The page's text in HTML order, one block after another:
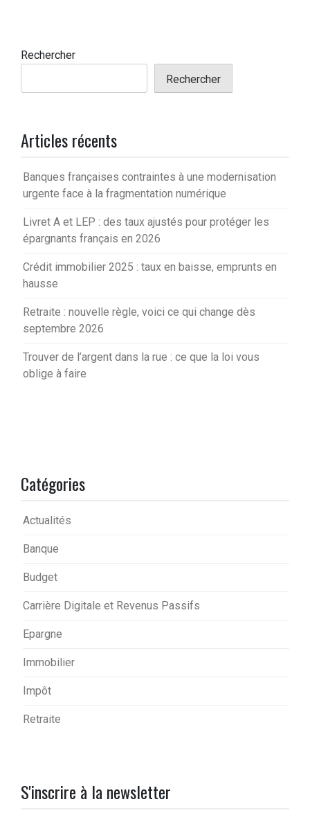
Rechercher
Rechercher
Articles récents
Banques françaises contraintes à une modernisation
urgente face à la fragmentation numérique
Livret A et LEP : des taux ajustés pour protéger les
épargnants français en 2026
Crédit immobilier 2025 : taux en baisse, emprunts en
hausse
Retraite : nouvelle règle, voici ce qui change dès
septembre 2026
Trouver de l’argent dans la rue : ce que la loi vous
oblige à faire
Catégories
Actualités
Banque
Budget
Carrière Digitale et Revenus Passifs
Epargne
Immobilier
Impôt
Retraite
S'inscrire à la newsletter